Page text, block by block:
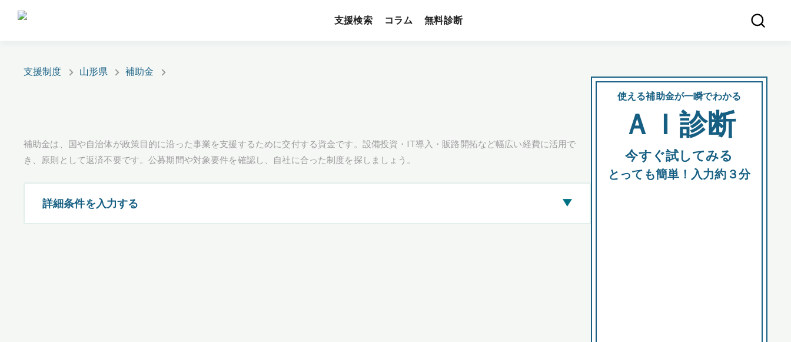
支援検索 コラム 無料診断
支援制度 山形県 補助金
補助金は、国や自治体が政策目的に沿った事業を支援するために交付する資金です。設備投資・IT導入・販路開拓など幅広い経費に活用で
き、原則として返済不要です。公募期間や対象要件を確認し、自社に合った制度を探しましょう。
詳細条件を入力する ▶
使える補助金が一瞬でわかる
ＡＩ診断
今すぐ試してみる
とっても簡単！入力約３分